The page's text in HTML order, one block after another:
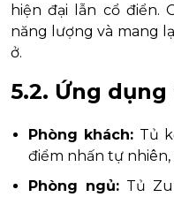
hiện đại lẫn cổ điển.
năng lượng và mang
ở.
5.2. Ứng
Phòng khách: Tủ
điểm nhấn tự nhiên,
Phòng ngủ: Tủ